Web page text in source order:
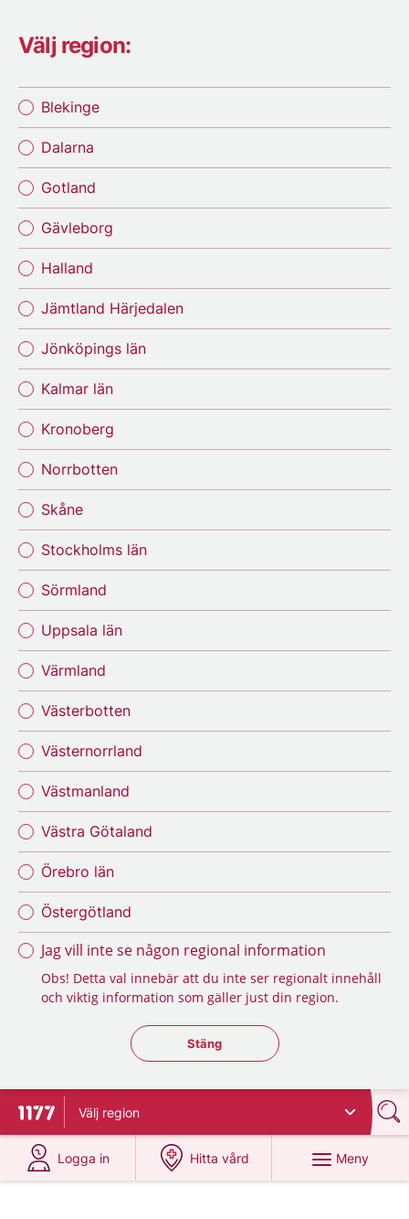
Välj region:
Blekinge
Dalarna
Gotland
Gävleborg
Halland
Jämtland Härjedalen
Jönköpings län
Kalmar län
Kronoberg
Norrbotten
Skåne
Stockholms län
Sörmland
Uppsala län
Värmland
Västerbotten
Västernorrland
Västmanland
Västra Götaland
Örebro län
Östergötland
Jag vill inte se någon regional information
Obs! Detta val innebär att du inte ser regionalt innehåll
och viktig information som gäller just din region.
Stäng regionsväljaren
Stäng
Till startsidan för 1177
Välj region
Logga in
på 1177.se
Hitta vård
på 1177.se
Meny